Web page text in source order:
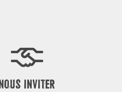
NOUS INVITER